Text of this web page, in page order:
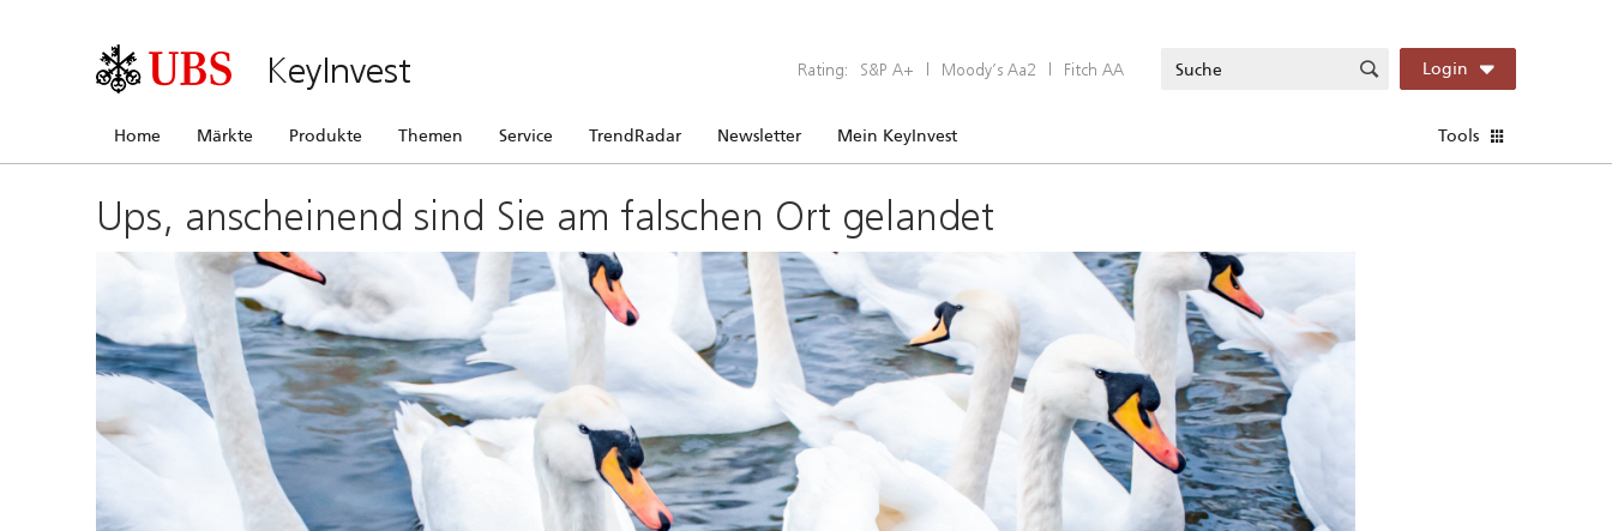
KeyInvest Rating: S&P A+ | Moody’s Aa2 | Fitch AA Login
Home Märkte Produkte Themen Service TrendRadar Newsletter Mein KeyInvest Tools
Ups, anscheinend sind Sie am falschen Ort gelandet